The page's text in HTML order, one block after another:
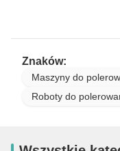
Znaków:
Maszyny do
Roboty do